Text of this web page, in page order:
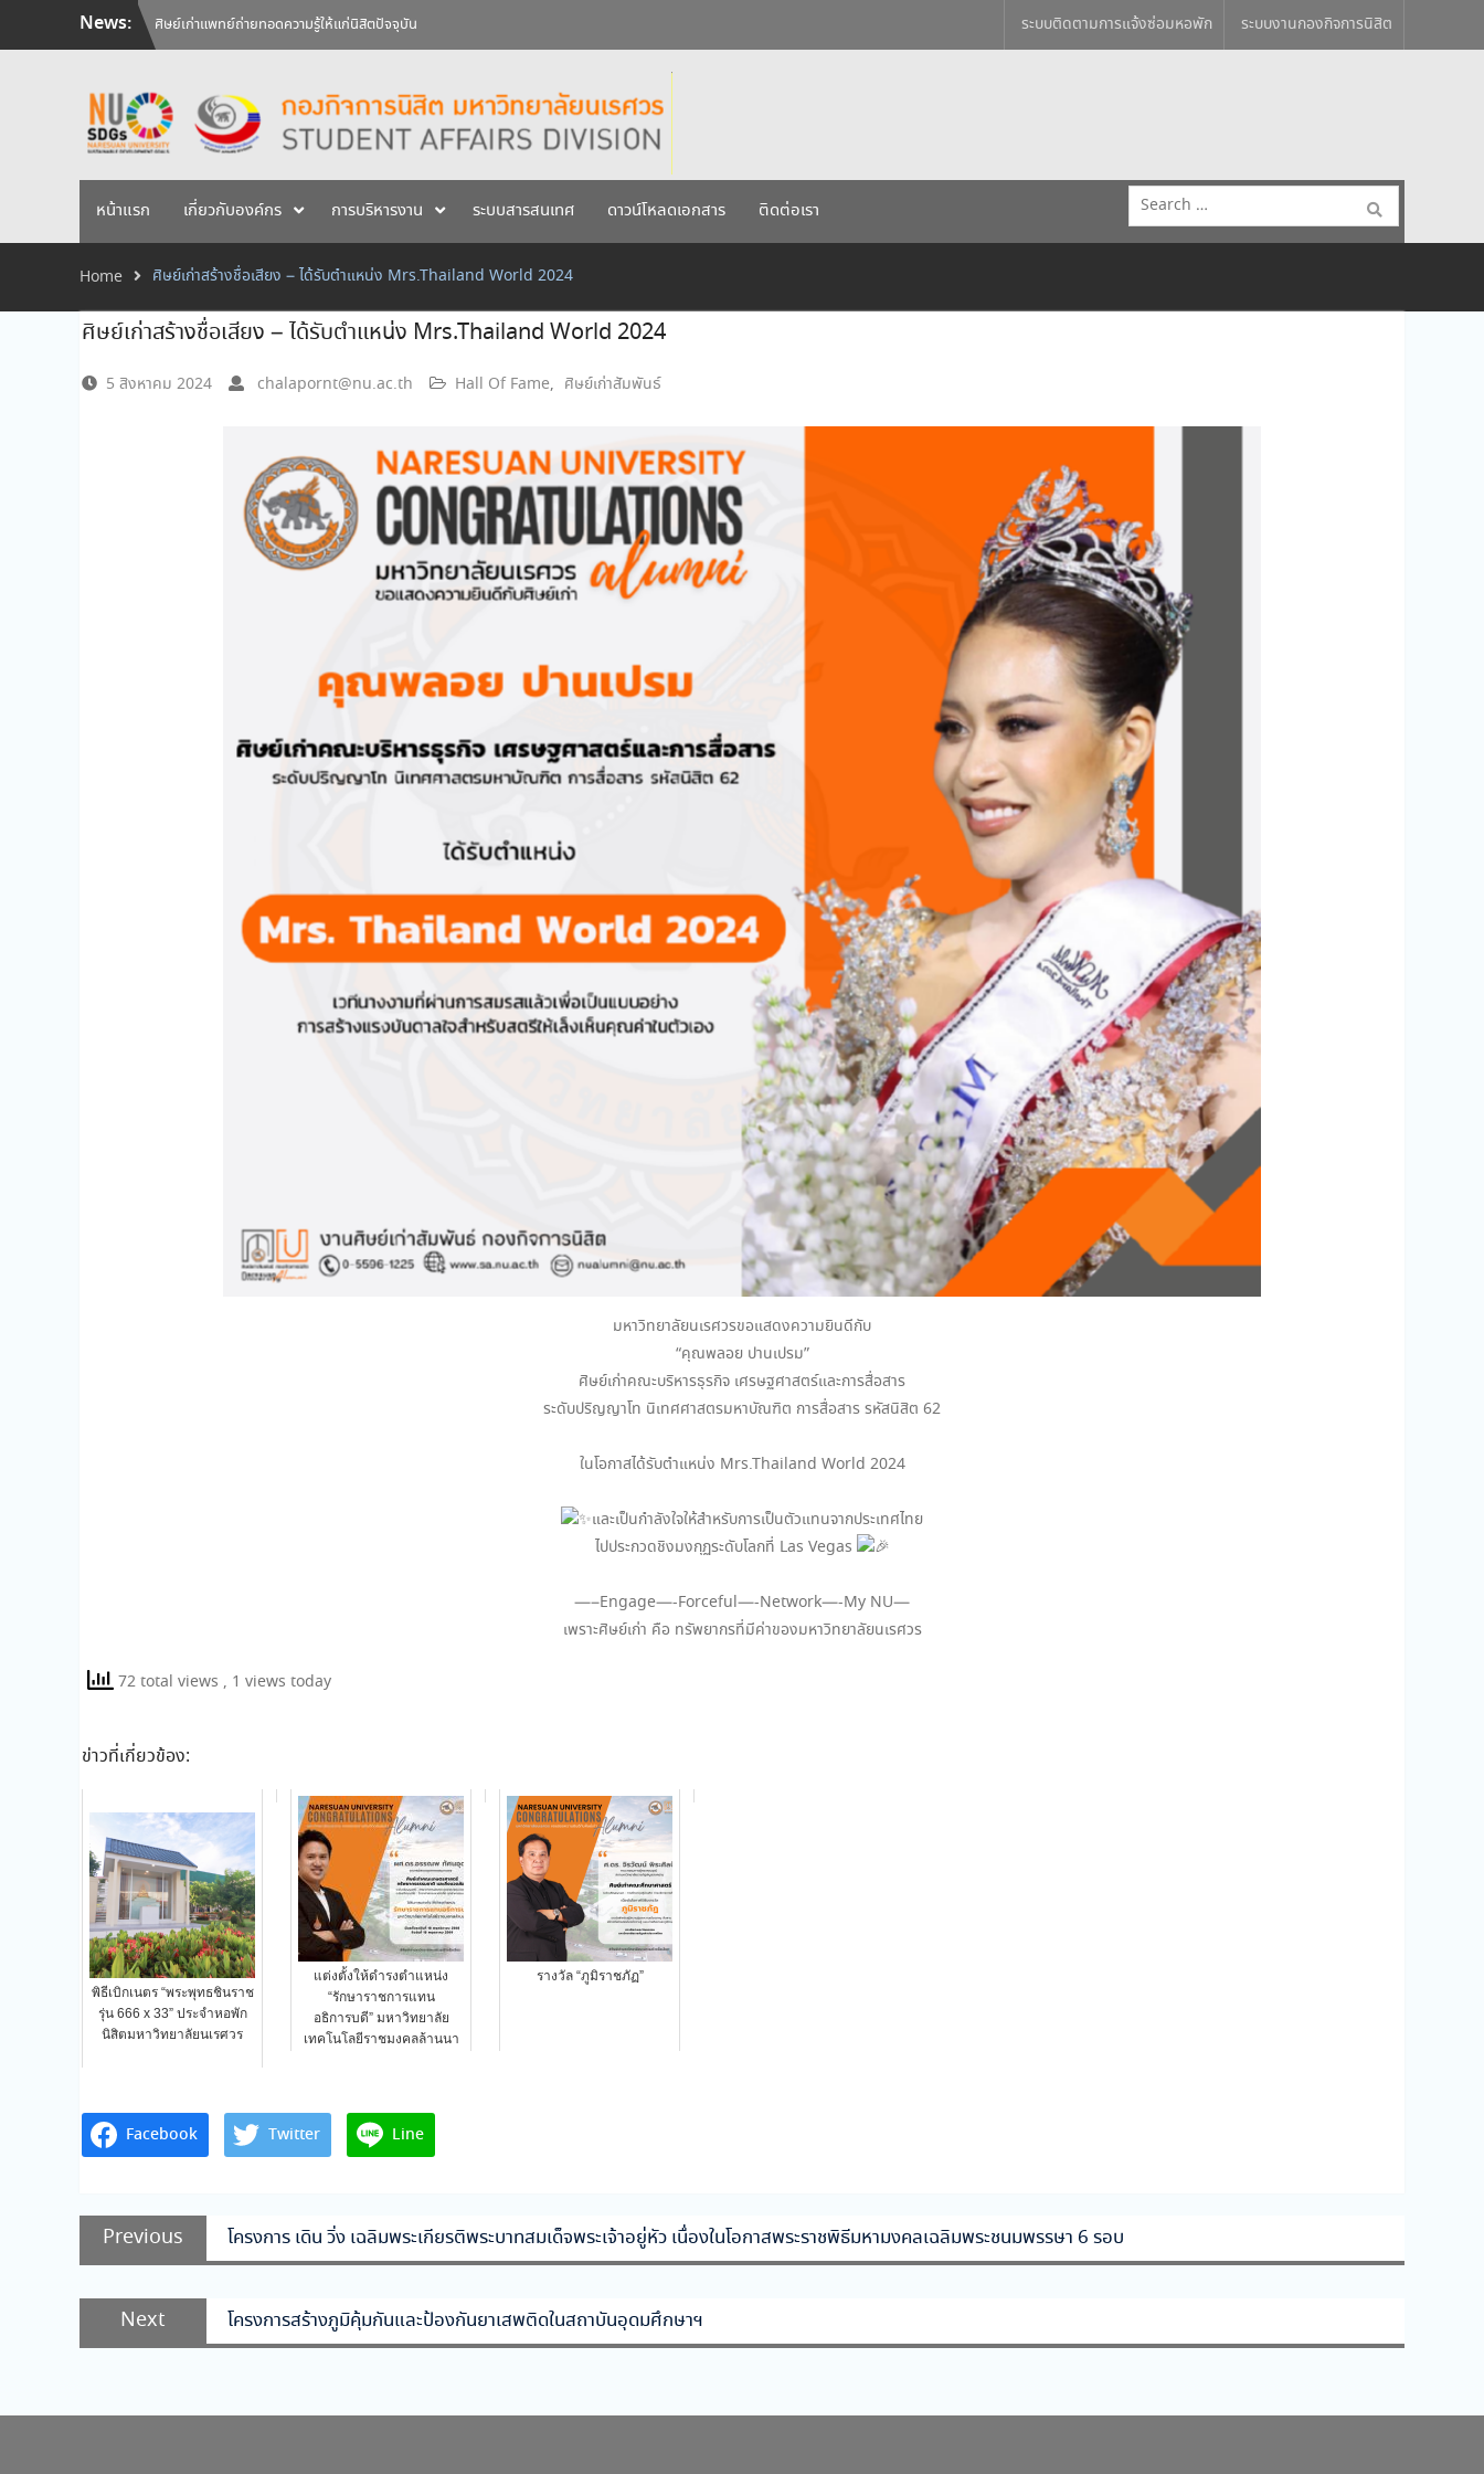
News:
ศิษย์เก่าแพทย์ถ่ายทอดความรู้ให้แก่นิสิตปัจจุบัน
วันคล้ายวันสถาปนามหาวิทยาลัยนเรศวร ครบรอบ 36 ปี 29 กรกฎาคม 2569
ระบบติดตามการแจ้งซ่อมหอพัก ระบบงานกองกิจการนิสิต
หน้าแรก เกี่ยวกับองค์กร การบริหารงาน ระบบสารสนเทศ ดาวน์โหลดเอกสาร ติดต่อเรา
Search
for:
Home ศิษย์เก่าสร้างชื่อเสียง – ได้รับตำแหน่ง Mrs.Thailand World 2024
ศิษย์เก่าสร้างชื่อเสียง – ได้รับตำแหน่ง Mrs.Thailand World 2024
5 สิงหาคม 2024 chalapornt@nu.ac.th Hall Of Fame, ศิษย์เก่าสัมพันธ์
มหาวิทยาลัยนเรศวรขอแสดงความยินดีกับ
“คุณพลอย ปานเปรม”
ศิษย์เก่าคณะบริหารธุรกิจ เศรษฐศาสตร์และการสื่อสาร
ระดับปริญญาโท นิเทศศาสตรมหาบัณฑิต การสื่อสาร รหัสนิสิต 62
ในโอกาสได้รับตำแหน่ง Mrs.Thailand World 2024
และเป็นกำลังใจให้สำหรับการเป็นตัวแทนจากประเทศไทย
ไปประกวดชิงมงกุฏระดับโลกที่ Las Vegas
—–Engage—-Forceful—-Network—-My NU—
เพราะศิษย์เก่า คือ ทรัพยากรที่มีค่าของมหาวิทยาลัยนเรศวร
72 total views , 1 views today
ข่าวที่เกี่ยวข้อง:
พิธีเบิกเนตร “พระพุทธชินราช
รุ่น 666 x 33” ประจำหอพัก
นิสิตมหาวิทยาลัยนเรศวร
แต่งตั้งให้ดำรงตำแหน่ง
“รักษาราชการแทน
อธิการบดี” มหาวิทยาลัย
เทคโนโลยีราชมงคลล้านนา
รางวัล “ภูมิราชภัฏ”
Facebook Twitter Line
แนะแนว
เรื่อง
Previous
Previous
post:
โครงการ เดิน วิ่ง เฉลิมพระเกียรติพระบาทสมเด็จพระเจ้าอยู่หัว เนื่องในโอกาสพระราชพิธีมหามงคลเฉลิมพระชนมพรรษา 6 รอบ
Next
Next
post:
โครงการสร้างภูมิคุ้มกันและป้องกันยาเสพติดในสถาบันอุดมศึกษาฯ